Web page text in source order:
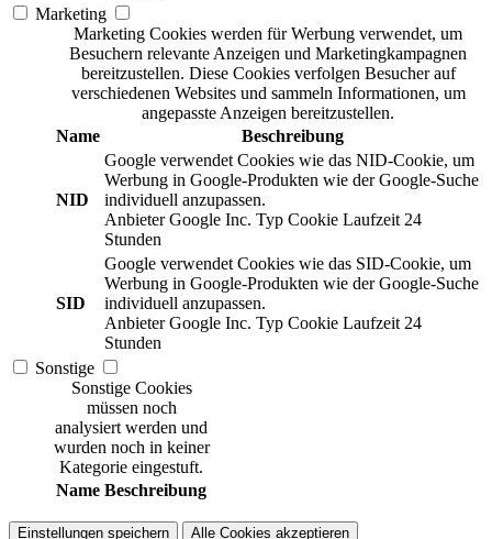
Marketing
Marketing Cookies werden für Werbung verwendet, um
Besuchern relevante Anzeigen und Marketingkampagnen
bereitzustellen. Diese Cookies verfolgen Besucher auf
verschiedenen Websites und sammeln Informationen, um
angepasste Anzeigen bereitzustellen.
Name
Beschreibung
NID
Google verwendet Cookies wie das NID-Cookie, um
Werbung in Google-Produkten wie der Google-Suche
individuell anzupassen.
Anbieter Google Inc. Typ Cookie Laufzeit 24
Stunden
SID
Google verwendet Cookies wie das SID-Cookie, um
Werbung in Google-Produkten wie der Google-Suche
individuell anzupassen.
Anbieter Google Inc. Typ Cookie Laufzeit 24
Stunden
Sonstige
Sonstige Cookies
müssen noch
analysiert werden und
wurden noch in keiner
Kategorie eingestuft.
Name Beschreibung
Einstellungen speichern Alle Cookies akzeptieren